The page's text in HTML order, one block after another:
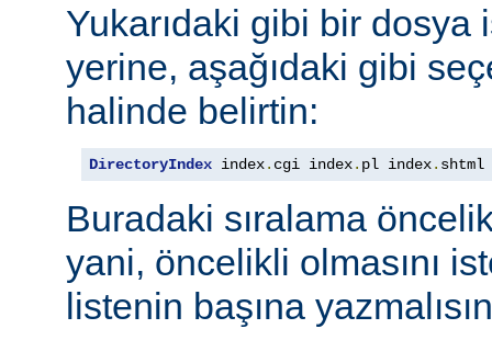
Yukarıdaki gibi bir dosya
yerine, aşağıdaki gibi
halinde belirtin:
DirectoryIndex index. cgi index. pl index. shtml
Buradaki sıralama
yani, öncelikli olmasını
listenin başına